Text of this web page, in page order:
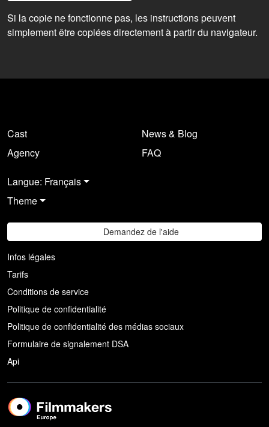
Si la copie ne fonctionne pas, les instructions peuvent
simplement être copiées directement à partir du navigateur.
Cast
Agency
News & Blog
FAQ
Langue: Français
Theme
Demandez de l'aide
Infos légales
Tarifs
Conditions de service
Politique de confidentialité
Politique de confidentialité des médias sociaux
Formulaire de signalement DSA
Api